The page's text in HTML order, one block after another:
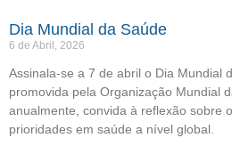
Dia Mundial da Saúde
6 de Abril, 2026
Assinala-se a 7 de abril o Dia Mundial
promovida pela Organização Mundial
anualmente, convida à reflexão sobre
prioridades em saúde a nível global.